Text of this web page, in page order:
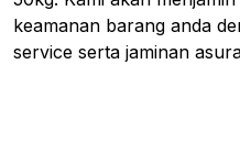
keamanan barang anda
service serta jaminan